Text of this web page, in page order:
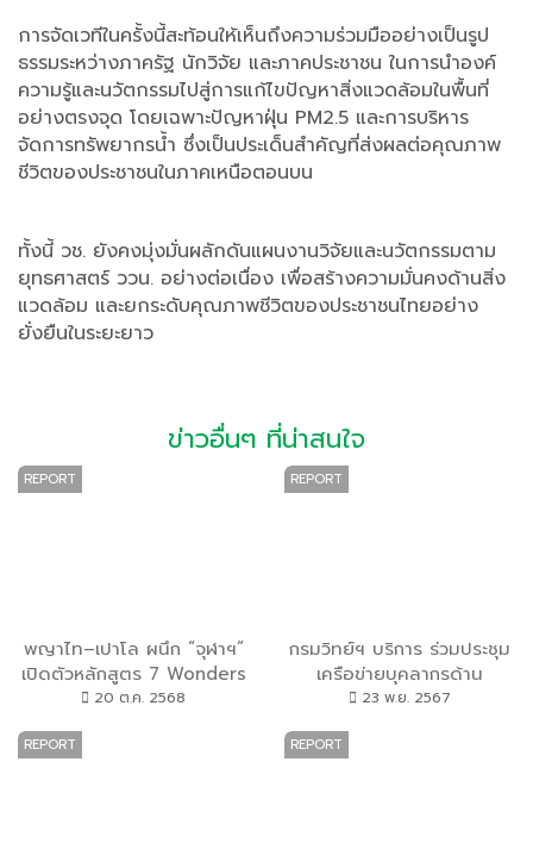
การจัดเวทีในครั้งนี้สะท้อนให้เห็นถึงความร่วมมืออย่างเป็นรูป
ธรรมระหว่างภาครัฐ นักวิจัย และภาคประชาชน ในการนำองค์
ความรู้และนวัตกรรมไปสู่การแก้ไขปัญหาสิ่งแวดล้อมในพื้นที่
อย่างตรงจุด โดยเฉพาะปัญหาฝุ่น PM2.5 และการบริหาร
จัดการทรัพยากรน้ำ ซึ่งเป็นประเด็นสำคัญที่ส่งผลต่อคุณภาพ
ชีวิตของประชาชนในภาคเหนือตอนบน
ทั้งนี้ วช. ยังคงมุ่งมั่นผลักดันแผนงานวิจัยและนวัตกรรมตาม
ยุทธศาสตร์ ววน. อย่างต่อเนื่อง เพื่อสร้างความมั่นคงด้านสิ่ง
แวดล้อม และยกระดับคุณภาพชีวิตของประชาชนไทยอย่าง
ยั่งยืนในระยะยาว
ข่าวอื่นๆ ที่น่าสนใจ
REPORT
พญาไท–เปาโล ผนึก “จุฬาฯ”
เปิดตัวหลักสูตร 7 Wonders
Hybrid Learning จุดประกาย
20 ต.ค. 2568
REPORT
กรมวิทย์ฯ บริการ ร่วมประชุม
เครือข่ายบุคลากรด้าน
วิทยาศาสตร์ ปี 2567 ย้ำ
และนวัตกรรมเพื่อการดูแล
23 พ.ย. 2567
REPORT REPORT